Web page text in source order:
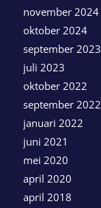
november 2024
oktober 2024
september 2023
juli 2023
oktober 2022
september 2022
januari 2022
juni 2021
mei 2020
april 2020
april 2018